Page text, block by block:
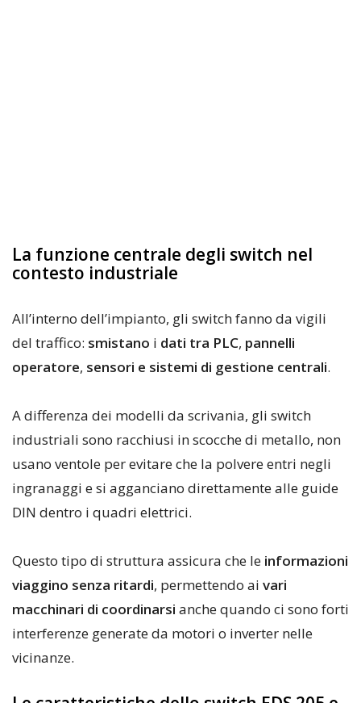
La funzione centrale degli switch nel
contesto industriale
All’interno dell’impianto, gli switch fanno da vigili
del traffico: smistano i dati tra PLC, pannelli
operatore, sensori e sistemi di gestione centrali.
A differenza dei modelli da scrivania, gli switch
industriali sono racchiusi in scocche di metallo, non
usano ventole per evitare che la polvere entri negli
ingranaggi e si agganciano direttamente alle guide
DIN dentro i quadri elettrici.
Questo tipo di struttura assicura che le informazioni
viaggino senza ritardi, permettendo ai vari
macchinari di coordinarsi anche quando ci sono forti
interferenze generate da motori o inverter nelle
vicinanze.